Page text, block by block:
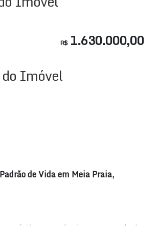
R$1.630.000,00
Imóvel
de Vida em Meia Praia,